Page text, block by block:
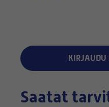
KIRJAUDU
Saatat